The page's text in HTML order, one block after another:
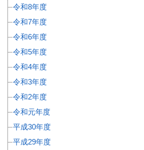
令和8年度
令和7年度
令和6年度
令和5年度
令和4年度
令和3年度
令和2年度
令和元年度
平成30年度
平成29年度